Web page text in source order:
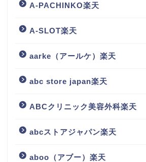
A-PACHINKO楽天
A-SLOT楽天
aarke（アールケ）楽天
abc store japan楽天
ABCクリニック美容外科楽天
abcストアジャパン楽天
aboo（アブー）楽天